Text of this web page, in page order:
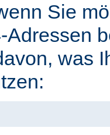
Sie
Adressen
was